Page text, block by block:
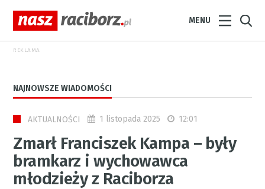
MENU
REKLAMA
NAJNOWSZE WIADOMOŚCI
AKTUALNOŚCI 1 listopada 2025 12:01
Zmarł Franciszek Kampa – były
bramkarz i wychowawca
młodzieży z Raciborza